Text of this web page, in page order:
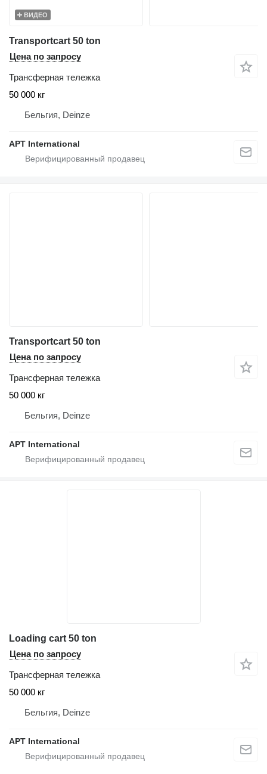
ВИДЕО
Transportcart 50 ton
Цена по запросу
Трансферная тележка
50 000 кг
Бельгия, Deinze
APT International
Transportcart 50 ton
Цена по запросу
Трансферная тележка
50 000 кг
Бельгия, Deinze
APT International
Loading cart 50 ton
Цена по запросу
Трансферная тележка
50 000 кг
Бельгия, Deinze
APT International